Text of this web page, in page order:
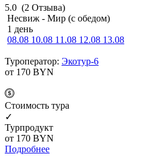
5.0 (2 Отзыва)
Несвиж - Мир (с обедом)
1 день
08.08 10.08 11.08 12.08 13.08
Туроператор: Экотур-6
от 170 BYN
Cтоимость тура
✓
Турпродукт
от 170 BYN
Подробнее